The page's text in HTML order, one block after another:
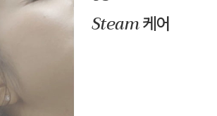
Steam케어